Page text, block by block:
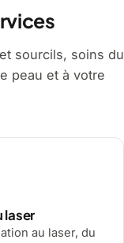
sourcils, soins du
peau et à votre
laser
au laser, du